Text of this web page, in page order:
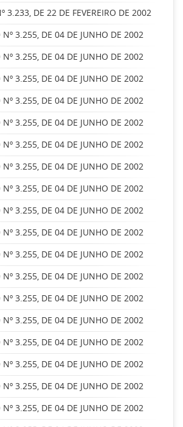
3.233, DE 22 DE FEVEREIRO DE 2002
Nº 3.255, DE 04 DE JUNHO DE 2002
Nº 3.255, DE 04 DE JUNHO DE 2002
Nº 3.255, DE 04 DE JUNHO DE 2002
Nº 3.255, DE 04 DE JUNHO DE 2002
Nº 3.255, DE 04 DE JUNHO DE 2002
Nº 3.255, DE 04 DE JUNHO DE 2002
Nº 3.255, DE 04 DE JUNHO DE 2002
Nº 3.255, DE 04 DE JUNHO DE 2002
Nº 3.255, DE 04 DE JUNHO DE 2002
Nº 3.255, DE 04 DE JUNHO DE 2002
Nº 3.255, DE 04 DE JUNHO DE 2002
Nº 3.255, DE 04 DE JUNHO DE 2002
Nº 3.255, DE 04 DE JUNHO DE 2002
Nº 3.255, DE 04 DE JUNHO DE 2002
Nº 3.255, DE 04 DE JUNHO DE 2002
Nº 3.255, DE 04 DE JUNHO DE 2002
Nº 3.255, DE 04 DE JUNHO DE 2002
Nº 3.255, DE 04 DE JUNHO DE 2002